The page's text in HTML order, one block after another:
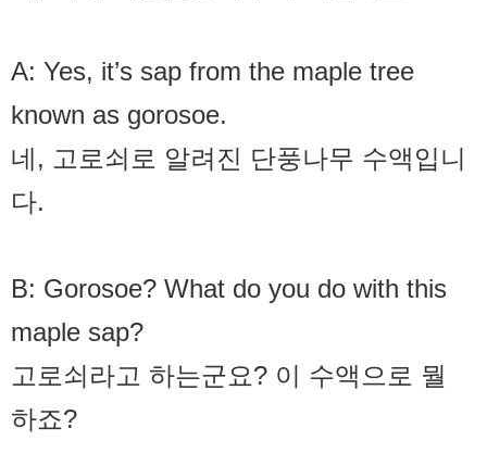
A: Yes, it’s sap from the maple tree
known as gorosoe.
네, 고로쇠로 알려진 단풍나무 수액입니
다.
B: Gorosoe? What do you do with this
maple sap?
고로쇠라고 하는군요? 이 수액으로 뭘
하죠?